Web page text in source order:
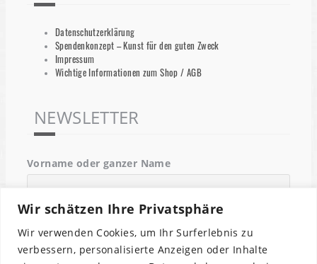
Wir schätzen Ihre Privatsphäre
Wir verwenden Cookies, um Ihr Surferlebnis zu
verbessern, personalisierte Anzeigen oder Inhalte
Datenschutzerklärung
Spendenkonzept – Kunst für den guten Zweck
Impressum
Wichtige Informationen zum Shop / AGB
NEWSLETTER
Vorname oder ganzer Name
Email